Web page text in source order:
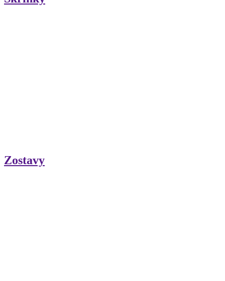
Zostavy